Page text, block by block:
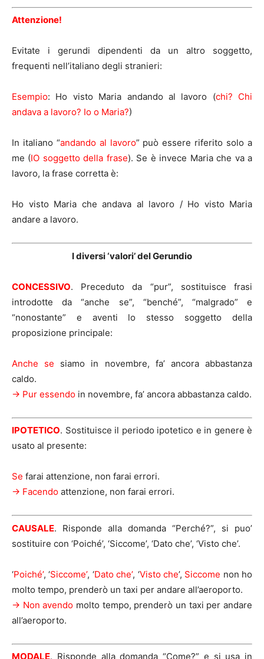
Attenzione!
Evitate i gerundi dipendenti da un altro soggetto,
frequenti nell’italiano degli stranieri:
Esempio: Ho visto Maria andando al lavoro (chi? Chi
andava a lavoro? Io o Maria?)
In italiano “andando al lavoro” può essere riferito solo a
me (IO soggetto della frase). Se è invece Maria che va a
lavoro, la frase corretta è:
Ho visto Maria che andava al lavoro / Ho visto Maria
andare a lavoro.
I diversi ‘valori’ del Gerundio
CONCESSIVO. Preceduto da “pur”, sostituisce frasi
introdotte da “anche se”, “benché”, “malgrado” e
“nonostante” e aventi lo stesso soggetto della
proposizione principale:
Anche se siamo in novembre, fa’ ancora abbastanza
caldo.
-> Pur essendo in novembre, fa’ ancora abbastanza caldo.
IPOTETICO. Sostituisce il periodo ipotetico e in genere è
usato al presente:
Se farai attenzione, non farai errori.
-> Facendo attenzione, non farai errori.
CAUSALE. Risponde alla domanda “Perché?”, si puo’
sostituire con ‘Poiché’, ‘Siccome’, ‘Dato che’, ‘Visto che’.
‘Poiché’, ‘Siccome’, ‘Dato che’, ‘Visto che’, Siccome non ho
molto tempo, prenderò un taxi per andare all’aeroporto.
-> Non avendo molto tempo, prenderò un taxi per andare
all’aeroporto.
MODALE. Risponde alla domanda “Come?” e si usa in